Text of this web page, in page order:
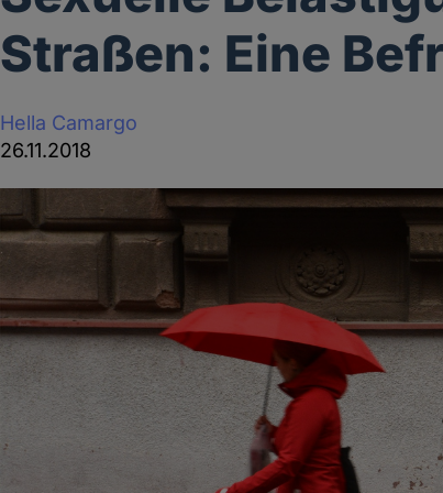
Straßen: Eine
Hella Camargo
26.11.2018